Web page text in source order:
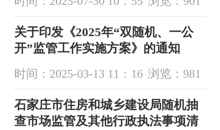
关于印发《2025年“双随机、一公
开”监管工作实施方案》的通知
时间：2025-03-13 11：16 浏览： 981
石家庄市住房和城乡建设局随机抽
查市场监管及其他行政执法事项清